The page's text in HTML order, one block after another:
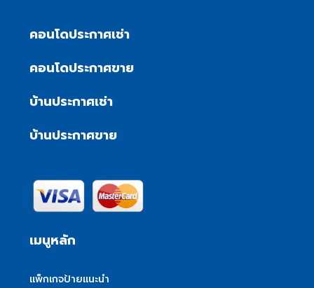
คอนโดประกาศเช่า
คอนโดประกาศขาย
บ้านประกาศเช่า
บ้านประกาศขาย
เมนูหลัก
แพ็กเกจป้ายแนะนำ